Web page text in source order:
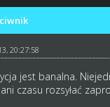
20:27:58
jest banalna.
czasu rozsyłać